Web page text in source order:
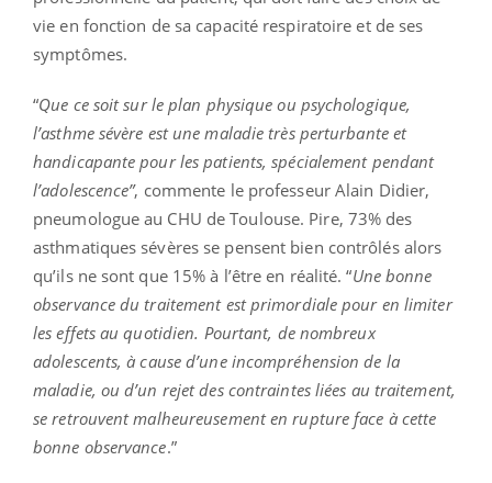
vie en fonction de sa capacité respiratoire et de ses
symptômes.
“Que ce soit sur le plan physique ou psychologique,
l’asthme sévère est une maladie très perturbante et
handicapante pour les patients, spécialement pendant
l’adolescence”, commente le professeur Alain Didier,
pneumologue au CHU de Toulouse. Pire, 73% des
asthmatiques sévères se pensent bien contrôlés alors
qu’ils ne sont que 15% à l’être en réalité. “Une bonne
observance du traitement est primordiale pour en limiter
les effets au quotidien. Pourtant, de nombreux
adolescents, à cause d’une incompréhension de la
maladie, ou d’un rejet des contraintes liées au traitement,
se retrouvent malheureusement en rupture face à cette
bonne observance.”